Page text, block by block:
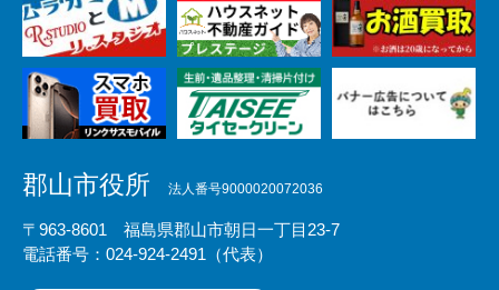
郡山市役所 法人番号9000020072036
〒963-8601 福島県郡山市朝日一丁目23-7
電話番号：024-924-2491（代表）